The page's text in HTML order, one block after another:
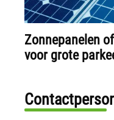
Zonnepanelen
voor grote